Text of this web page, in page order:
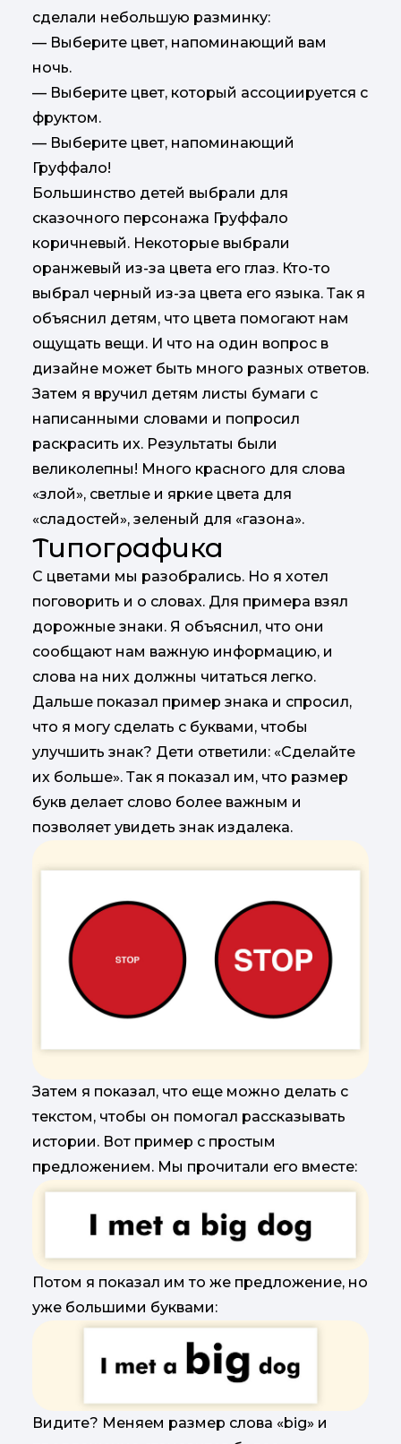
сделали небольшую разминку:
— Выберите цвет, напоминающий вам
ночь.
— Выберите цвет, который ассоциируется с
фруктом.
— Выберите цвет, напоминающий
Груффало!
Большинство детей выбрали для
сказочного персонажа Груффало
коричневый. Некоторые выбрали
оранжевый из-за цвета его глаз. Кто-то
выбрал черный из-за цвета его языка. Так я
объяснил детям, что цвета помогают нам
ощущать вещи. И что на один вопрос в
дизайне может быть много разных ответов.
Затем я вручил детям листы бумаги с
написанными словами и попросил
раскрасить их. Результаты были
великолепны! Много красного для слова
«злой», светлые и яркие цвета для
«сладостей», зеленый для «газона».
Типографика
С цветами мы разобрались. Но я хотел
поговорить и о словах. Для примера взял
дорожные знаки. Я объяснил, что они
сообщают нам важную информацию, и
слова на них должны читаться легко.
Дальше показал пример знака и спросил,
что я могу сделать с буквами, чтобы
улучшить знак? Дети ответили: «Сделайте
их больше». Так я показал им, что размер
букв делает слово более важным и
позволяет увидеть знак издалека.
Затем я показал, что еще можно делать с
текстом, чтобы он помогал рассказывать
истории. Вот пример с простым
предложением. Мы прочитали его вместе:
Потом я показал им то же предложение, но
уже большими буквами:
Видите? Меняем размер слова «big» и